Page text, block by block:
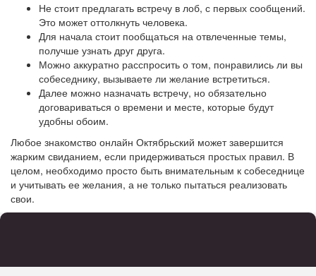
Не стоит предлагать встречу в лоб, с первых сообщений.
Это может оттолкнуть человека.
Для начала стоит пообщаться на отвлеченные темы,
получше узнать друг друга.
Можно аккуратно расспросить о том, понравились ли вы
собеседнику, вызываете ли желание встретиться.
Далее можно назначать встречу, но обязательно
договариваться о времени и месте, которые будут
удобны обоим.
Любое знакомство онлайн Октябрьский может завершится
жарким свиданием, если придерживаться простых правил. В
целом, необходимо просто быть внимательным к собеседнице
и учитывать ее желания, а не только пытаться реализовать
свои.